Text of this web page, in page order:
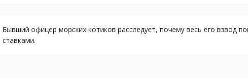
Бывший офицер морских котиков расследует, почему весь его взвод
ставками.